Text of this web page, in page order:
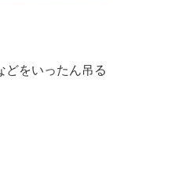
どをいったん吊る